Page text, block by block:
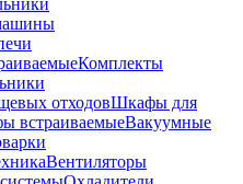
Комплекты
отходовШкафы для
встраиваемыеВакуумные
Вентиляторы